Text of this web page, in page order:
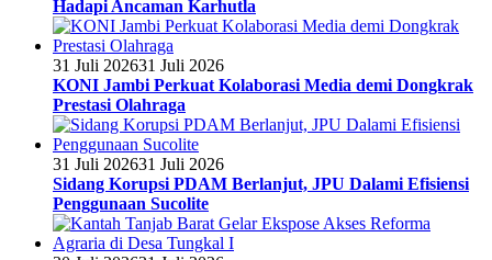
Hadapi Ancaman Karhutla
31 Juli 202631 Juli 2026
KONI Jambi Perkuat Kolaborasi Media demi Dongkrak
Prestasi Olahraga
31 Juli 202631 Juli 2026
Sidang Korupsi PDAM Berlanjut, JPU Dalami Efisiensi
Penggunaan Sucolite